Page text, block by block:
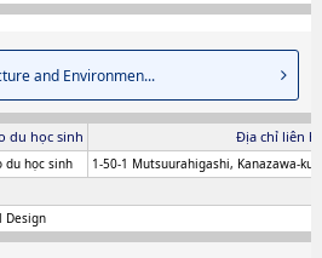
and Environmen...
du học sinh Địa chỉ liên
du học sinh 1-50-1 Mutsuurahigashi, Kanazawa-
Design